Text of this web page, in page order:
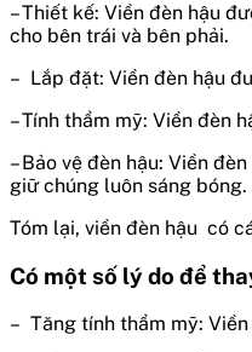
– Thiết kế: Viền đèn hậu
cho bên trái và bên phải.
– Lắp đặt: Viền đèn hậu
– Tính thẩm mỹ: Viền đèn
– Bảo vệ đèn hậu: Viền
giữ chúng luôn sáng bóng.
Tóm lại, viền đèn hậu có
Có một số lý do để
– Tăng tính thẩm mỹ: